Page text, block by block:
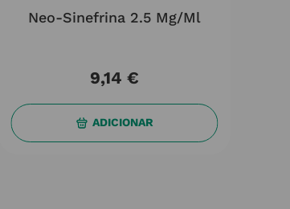
Neo-Sinefrina 2.5 Mg/ml
9,14 €
ADICIONAR